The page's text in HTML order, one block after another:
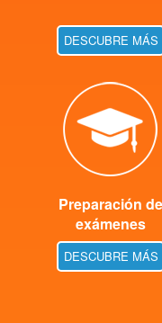
DESCUBRE MÁS
Preparación de
exámenes
DESCUBRE MÁS